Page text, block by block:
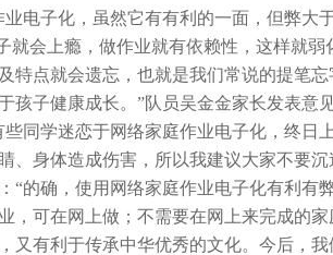
电子化，虽然它有有利的一面，但弊大于
就会上瘾，做作业就有依赖性，这样就弱
特点就会遗忘，也就是我们常说的提笔忘
孩子健康成长。”队员吴金金家长发表意见
同学迷恋于网络家庭作业电子化，终日
、身体造成伤害，所以我建议大家不要
“的确，使用网络家庭作业电子化有利有
，可在网上做；不需要在网上来完成的
又有利于传承中华优秀的文化。今后，